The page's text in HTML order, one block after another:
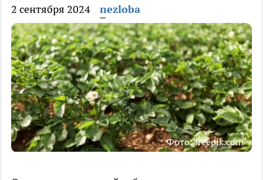
2 сентября 2024 nezloba
Фото: freepik.com